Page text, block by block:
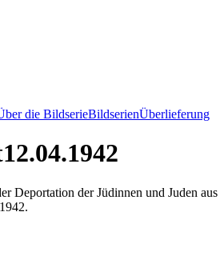
die BildserieBildserienÜberlieferung
12.04.1942
Deportation der Jüdinnen und Juden aus